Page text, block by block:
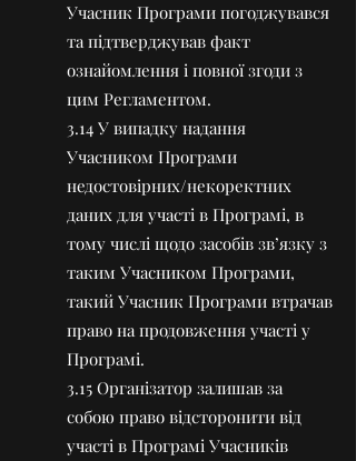
Учасник Програми погоджувався
та підтверджував факт
ознайомлення і повної згоди з
цим Регламентом.
3.14 У випадку надання
Учасником Програми
недостовірних/некоректних
даних для участі в Програмі, в
тому числі щодо засобів зв’язку з
таким Учасником Програми,
такий Учасник Програми втрачав
право на продовження участі у
Програмі.
3.15 Організатор залишав за
собою право відсторонити від
участі в Програмі Учасників